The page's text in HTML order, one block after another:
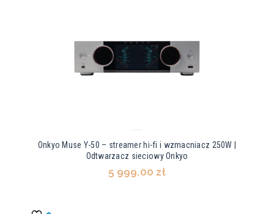
Onkyo Muse Y-50 – streamer hi-fi i wzmacniacz 250W |
Odtwarzacz sieciowy Onkyo
5 999,00 zł